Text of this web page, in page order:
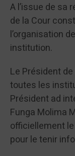
A l’issue de sa
de la Cour
l’organisation
institution.
Le Président
toutes les
Président ad
Funga Molima
officiellement le
pour le tenir